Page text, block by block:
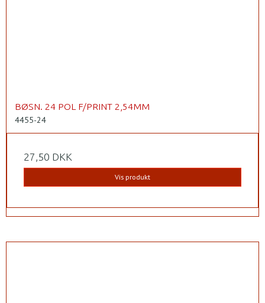
BØSN. 24 POL F/PRINT 2,54MM
4455-24
27,50 DKK
Vis produkt